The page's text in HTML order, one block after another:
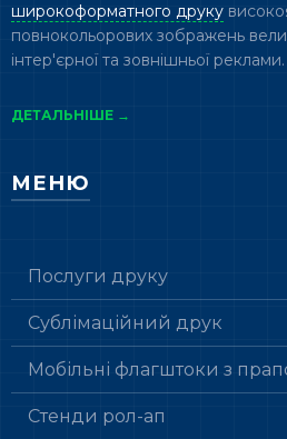
широкоформатного друку
повнокольорових зображень
інтер'єрної та зовнішньої реклами.
ДЕТАЛЬНІШЕ →
МЕНЮ
Послуги друку
Сублімаційний друк
Мобільні флагштоки з
Стенди рол-ап